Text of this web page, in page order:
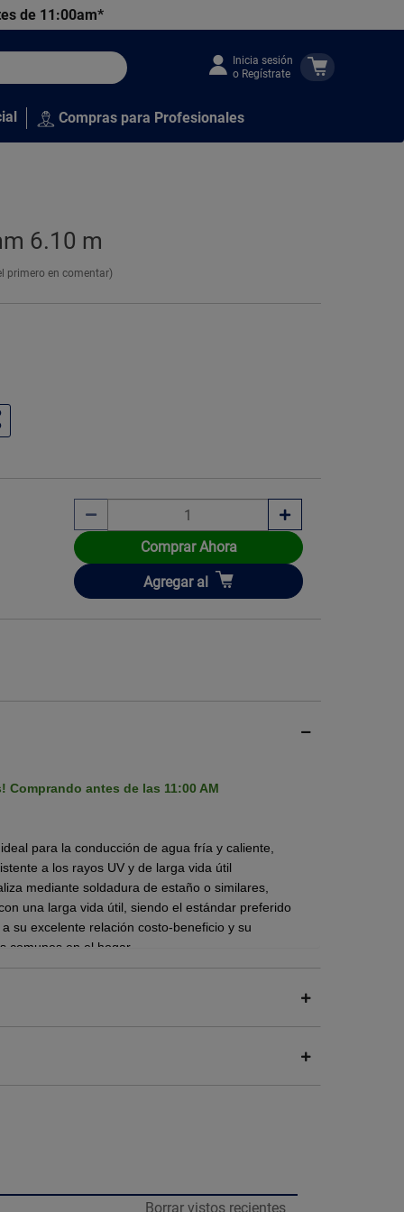
de 11:00am*
Inicia sesión
o Regístrate
Compras para Profesionales
6.10 m
primero en comentar)
Comprar Ahora
Añadir
Agregar al
Comprando antes de las 11:00 AM
para la conducción de agua fría y caliente,
a los rayos UV y de larga vida útil
mediante soldadura de estaño o similares,
una larga vida útil, siendo el estándar preferido
su excelente relación costo-beneficio y su
comunes en el hogar.
térmica y resistencia a la corrosión, lo que
el agua con residuos tóxicos.
para obtener un corte limpio y perfectamente
Borrar vistos recientes